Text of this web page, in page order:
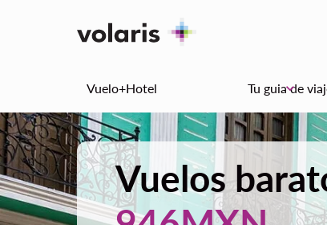
Vuelo+Hotel Tu guia de
keyboard_arrow_down
Vuelos